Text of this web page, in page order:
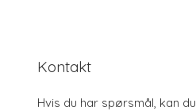
Kontakt
Hvis du har spørsmål, kan du